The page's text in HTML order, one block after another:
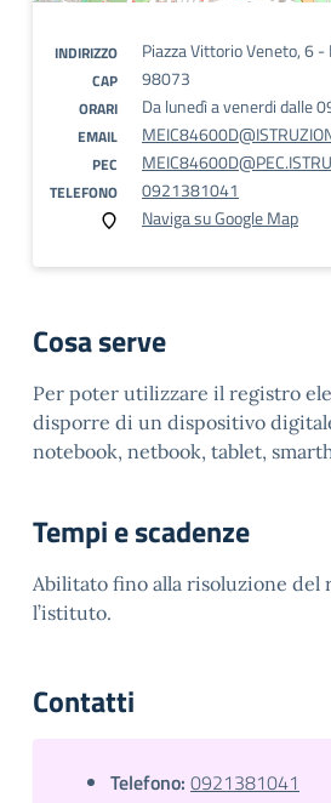
INDIRIZZO Piazza Vittorio Veneto, 6
CAP 98073
ORARI Da lunedì a venerdi dalle
EMAIL
PEC
TELEFONO
0921381041
Naviga su Google Map
Cosa serve
Per poter utilizzare il registro
disporre di un dispositivo
notebook, netbook, tablet,
Tempi e scadenze
Abilitato fino alla risoluzione del
l’istituto.
Contatti
Telefono: 0921381041